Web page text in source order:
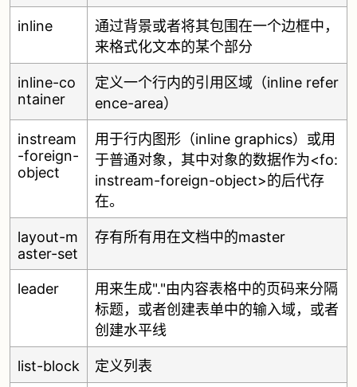
inline
通过背景或者将其包围在一个边框中，
来格式化文本的某个部分
inline-co
ntainer
定义一个行内的引用区域（inline refer
ence-area）
instream
-foreign-
object
用于行内图形（inline graphics）或用
于普通对象，其中对象的数据作为<fo:
instream-foreign-object>的后代存
在。
layout-m
aster-set
存有所有用在文档中的master
leader
用来生成"."由内容表格中的页码来分隔
标题，或者创建表单中的输入域，或者
创建水平线
list-block 定义列表